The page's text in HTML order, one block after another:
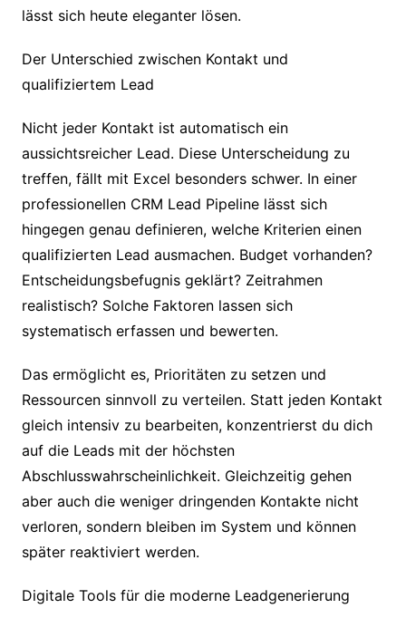
lässt sich heute eleganter lösen.
Der Unterschied zwischen Kontakt und
qualifiziertem Lead
Nicht jeder Kontakt ist automatisch ein
aussichtsreicher Lead. Diese Unterscheidung zu
treffen, fällt mit Excel besonders schwer. In einer
professionellen CRM Lead Pipeline lässt sich
hingegen genau definieren, welche Kriterien einen
qualifizierten Lead ausmachen. Budget vorhanden?
Entscheidungsbefugnis geklärt? Zeitrahmen
realistisch? Solche Faktoren lassen sich
systematisch erfassen und bewerten.
Das ermöglicht es, Prioritäten zu setzen und
Ressourcen sinnvoll zu verteilen. Statt jeden Kontakt
gleich intensiv zu bearbeiten, konzentrierst du dich
auf die Leads mit der höchsten
Abschlusswahrscheinlichkeit. Gleichzeitig gehen
aber auch die weniger dringenden Kontakte nicht
verloren, sondern bleiben im System und können
später reaktiviert werden.
Digitale Tools für die moderne Leadgenerierung